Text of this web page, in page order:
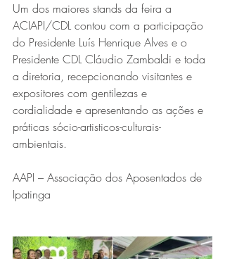
Um dos maiores stands da feira a
ACIAPI/CDL contou com a participação
do Presidente Luís Henrique Alves e o
Presidente CDL Cláudio Zambaldi e toda
a diretoria, recepcionando visitantes e
expositores com gentilezas e
cordialidade e apresentando as ações e
práticas sócio-artisticos-culturais-
ambientais.
AAPI – Associação dos Aposentados de
Ipatinga